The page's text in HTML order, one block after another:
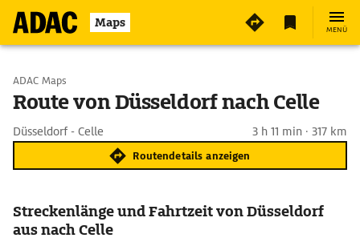
Maps MENÜ
Start wählen
ADAC Maps
Route von Düsseldorf nach Celle
Düsseldorf - Celle 3 h 11 min · 317 km
Routendetails anzeigen
Streckenlänge und Fahrtzeit von Düsseldorf
aus nach Celle